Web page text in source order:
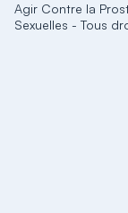
Agir Contre la
Sexuelles - Tous